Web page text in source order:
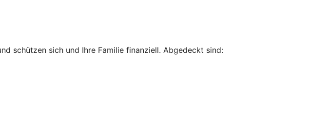
schützen sich und Ihre Familie finanziell. Abgedeckt sind: